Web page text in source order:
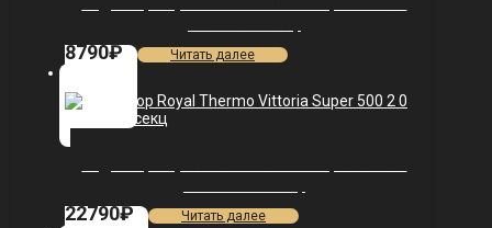
8790₽ Читать далее
22790₽ Читать далее